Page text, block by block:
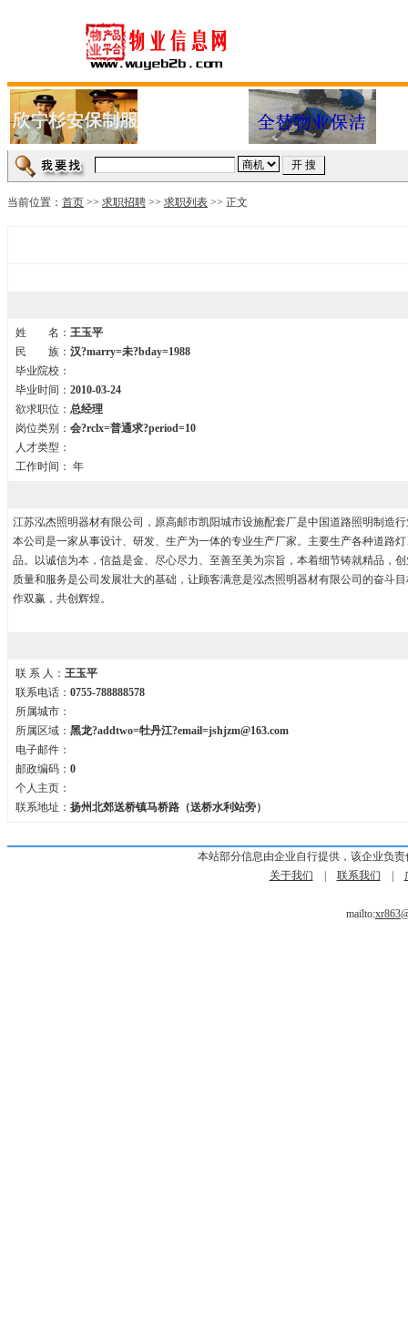
当前位置： 首页 >> 求职招聘 >> 求职列表 >> 正文
姓 名： 王玉平
民 族： 汉?marry=未?bday=1988
毕业院校：
毕业时间： 2010-03-24
欲求职位： 总经理
岗位类别： 会?rclx=普通求?period=10
人才类型：
工作时间： 年
江苏泓杰照明器材有限公司，原高邮市凯阳城市设施配套厂是中国道路照明制造
本公司是一家从事设计、研发、生产为一体的专业生产厂家。主要生产各种道路
品。以诚信为本，信益是金、尽心尽力、至善至美为宗旨，本着细节铸就精品，
质量和服务是公司发展壮大的基础，让顾客满意是泓杰照明器材有限公司的奋斗
作双赢，共创辉煌。
联 系 人： 王玉平
联系电话： 0755-788888578
所属城市：
所属区域： 黑龙?addtwo=牡丹江?email=jshjzm@163.com
电子邮件：
邮政编码： 0
个人主页：
联系地址： 扬州北郊送桥镇马桥路（送桥水利站旁）
本站部分信息由企业自行提供，该企业负
关于我们
联系我们
mailto: